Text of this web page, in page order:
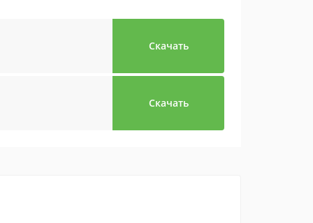
Скачать
Скачать